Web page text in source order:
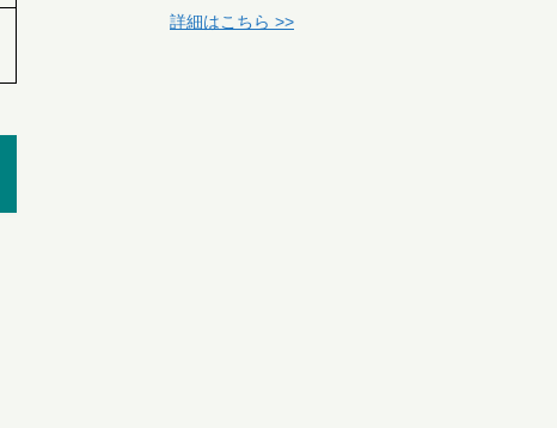
詳細はこちら >>